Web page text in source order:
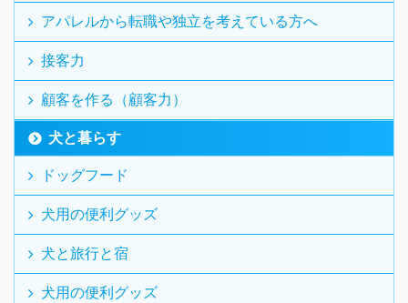
アパレルから転職や独立を考えている方へ
接客力
顧客を作る（顧客力）
犬と暮らす
ドッグフード
犬用の便利グッズ
犬と旅行と宿
犬用の便利グッズ